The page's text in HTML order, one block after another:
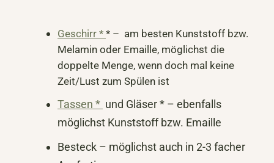
Geschirr * * – am besten Kunststoff bzw.
Melamin oder Emaille, möglichst die
doppelte Menge, wenn doch mal keine
Zeit/Lust zum Spülen ist
Tassen * und Gläser * – ebenfalls
möglichst Kunststoff bzw. Emaille
Besteck – möglichst auch in 2-3 facher